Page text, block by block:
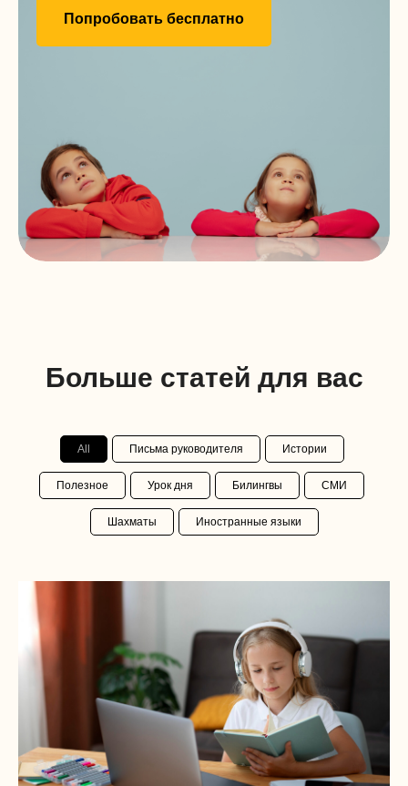
Попробовать бесплатно
Больше статей для вас
All Письма руководителя Истории
Полезное Урок дня Билингвы СМИ
Шахматы Иностранные языки